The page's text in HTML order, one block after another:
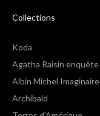
Collections
Koda
Agatha Raisin enquête
Albin Michel Imaginaire
Archibald